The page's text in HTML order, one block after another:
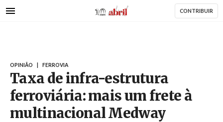
para
AbrilAbril CONTRIBUIR
OPINIÃO FERROVIA
Taxa de infra-estrutura
ferroviária: mais um frete à
multinacional Medway